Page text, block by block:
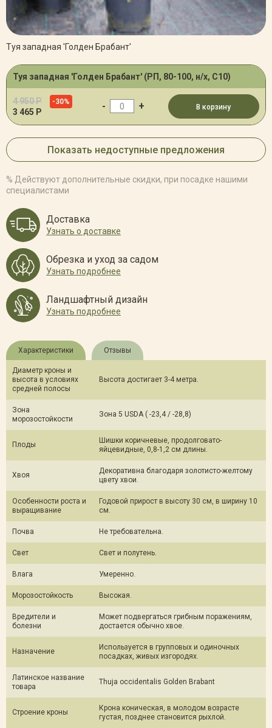
Туя западная 'Голден Брабант'
Туя западная 'Голден Брабант' (РП, 80-100, н/х, С10)
4 950 Р -30%
3 465 Р - + В корзину
Показать недоступные предложения
% Действуют дополнительные скидки, при посадке нашими
специалистами
Доставка
Узнать о доставке
Обрезка и уход за садом
Узнать подробнее
Ландшафтный дизайн
Узнать подробнее
Характеристики Отзывы
Диаметр кроны и
высота в условиях
средней полосы
Высота достигает 3-4 метра.
Зона
морозостойкости
Зона 5 USDA ( -23,4 / -28,8)
Плоды
Шишки коричневые, продолговато-
яйцевидные, 0,8-1,2 см длины.
Хвоя
Декоративна благодаря золотисто-желтому
цвету хвои.
Особенности роста и
выращивание
Годовой прирост в высоту 30 см, в ширину 10
см.
Почва Не требовательна.
Свет Свет и полутень.
Влага Умеренно.
Морозостойкость Высокая.
Вредители и
болезни
Может подвергаться грибным поражениям,
достается обычно хвое.
Назначение
Используется в групповых и одиночных
посадках, живых изгородях.
Латинское название
товара
Thuja occidentalis Golden Brabant
Строение кроны
Крона коническая, в молодом возрасте
густая, позднее становится рыхлой.